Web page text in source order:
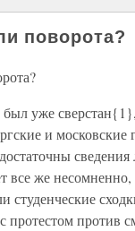
поворота?
уже
и московские
сведения
все же
студенческие
протестом против